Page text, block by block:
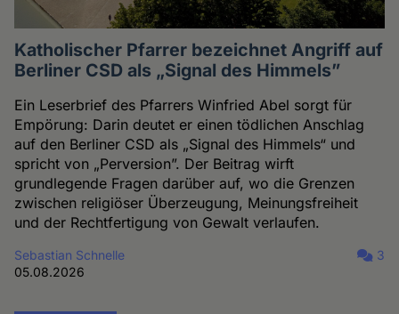
Katholischer Pfarrer bezeichnet Angriff auf
Berliner CSD als „Signal des Himmels”
Ein Leserbrief des Pfarrers Winfried Abel sorgt für
Empörung: Darin deutet er einen tödlichen Anschlag
auf den Berliner CSD als „Signal des Himmels“ und
spricht von „Perversion”. Der Beitrag wirft
grundlegende Fragen darüber auf, wo die Grenzen
zwischen religiöser Überzeugung, Meinungsfreiheit
und der Rechtfertigung von Gewalt verlaufen.
Sebastian Schnelle
05.08.2026
3